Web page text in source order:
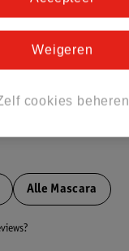
Alle Mascara
cookies beheren
Weigeren